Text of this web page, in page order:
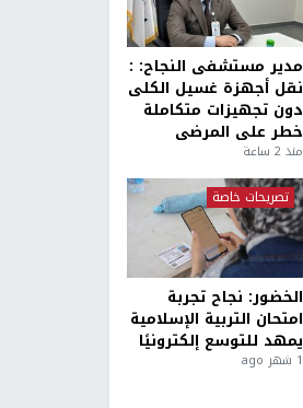
مدير مستشفى النجاح: :
نقل أجهزة غسيل الكلى
دون تجهيزات متكاملة
خطر على المرضى
منذ 2 ساعة
تصريحات خاصة
الخضور: نجاح تجربة
امتحان التربية الإسلامية
يمهد للتوسع إلكترونيًا
1 شهر ago